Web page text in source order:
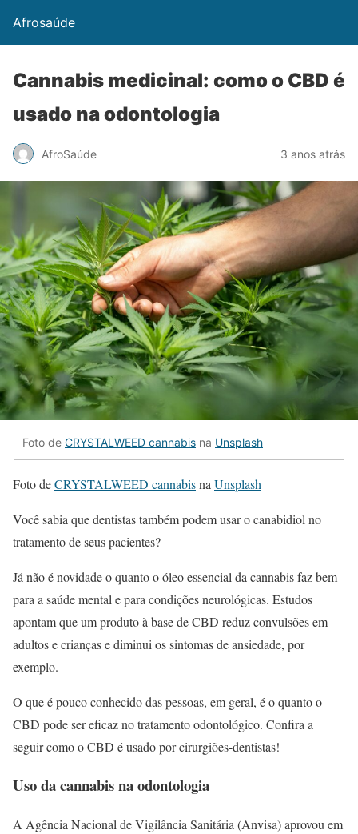
Afrosaúde
Cannabis medicinal: como o CBD é
usado na odontologia
AfroSaúde 3 anos atrás
Foto de CRYSTALWEED cannabis na Unsplash
Foto deCRYSTALWEED cannabisna Unsplash
Você sabia que dentistas também podem usar o canabidiol no
tratamento de seus pacientes?
Já não é novidade o quanto o óleo essencial da cannabis faz bem
para a saúde mental e para condições neurológicas. Estudos
apontam que um produto à base de CBD reduz convulsões em
adultos e crianças e diminui os sintomas de ansiedade, por
exemplo.
O que é pouco conhecido das pessoas, em geral, é o quanto o
CBD pode ser eficaz no tratamento odontológico. Confira a
seguir como o CBD é usado por cirurgiões-dentistas!
Uso da cannabis na odontologia
A Agência Nacional de Vigilância Sanitária (Anvisa) aprovou em